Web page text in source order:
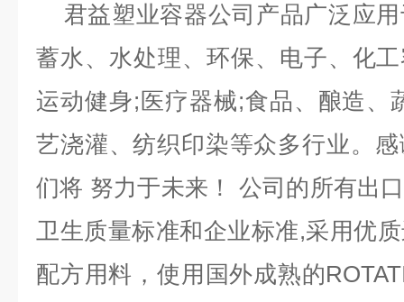
君益塑业容器公司产品广泛应
蓄水、水处理、环保、电子、化
运动健身;医疗器械;食品、酿造、
艺浇灌、纺织印染等众多行业。
们将 努力于未来！ 公司的所有出
卫生质量标准和企业标准,采用优
配方用料，使用国外成熟的